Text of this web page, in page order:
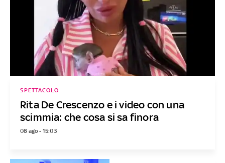
Rita De Crescenzo e i video con una
scimmia: che cosa si sa finora
SPETTACOLO
08 ago - 15:03